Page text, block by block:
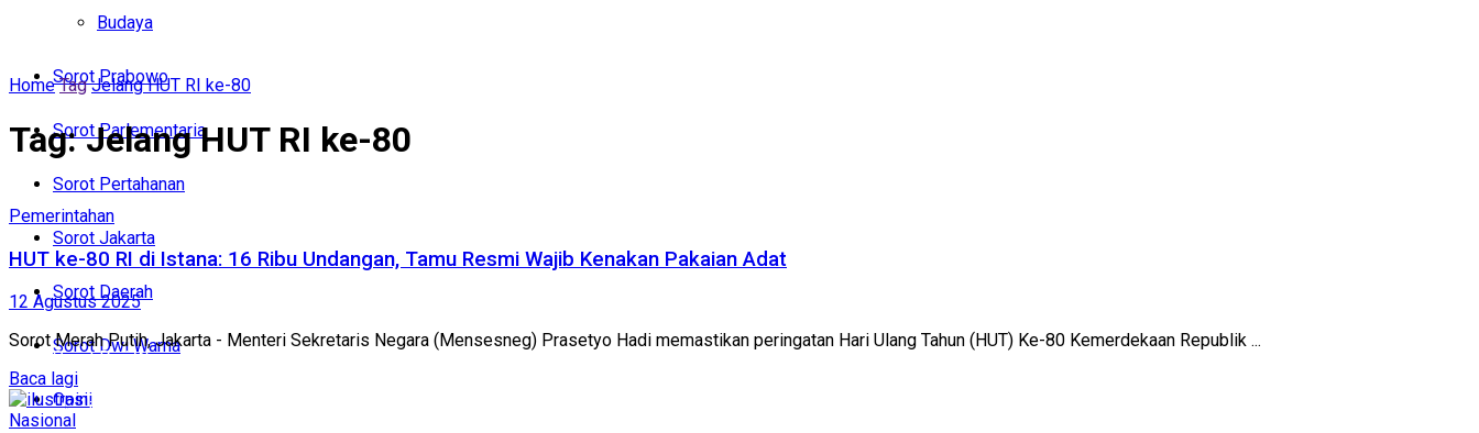
Budaya
Sorot Prabowo
Sorot Parlementaria
Sorot Pertahanan
Sorot Jakarta
Sorot Daerah
Sorot Dwi Warna
Opini
Sorot Parlementaria
Sorot Pertahanan
Sorot Jakarta
Sorot Daerah
Sorot Dwi Warna
Opini
Home Tag Jelang HUT RI ke-80
Tag:Jelang HUT RI ke-80
Pemerintahan
HUT ke-80 RI di Istana: 16 Ribu Undangan, Tamu Resmi Wajib Kenakan Pakaian Adat
12 Agustus 2025
Sorot Merah Putih, Jakarta - Menteri Sekretaris Negara (Mensesneg) Prasetyo Hadi memastikan peringatan Hari Ulang Tahun (HUT) Ke-80 Kemerdekaan Republik ...
Baca lagi
Nasional